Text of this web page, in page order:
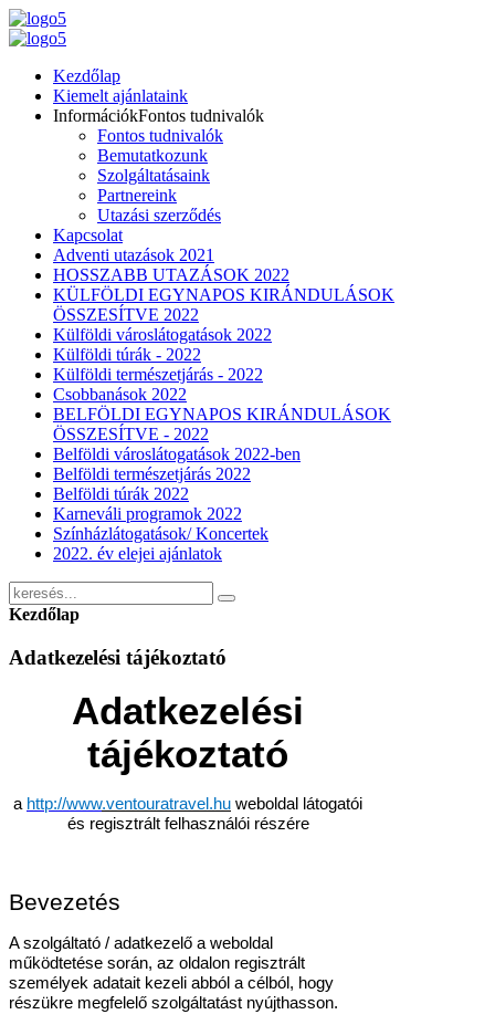
Kezdőlap
Kiemelt ajánlataink
InformációkFontos tudnivalók
Fontos tudnivalók
Bemutatkozunk
Szolgáltatásaink
Partnereink
Utazási szerződés
Kapcsolat
Adventi utazások 2021
HOSSZABB UTAZÁSOK 2022
KÜLFÖLDI EGYNAPOS KIRÁNDULÁSOK
ÖSSZESÍTVE 2022
Külföldi városlátogatások 2022
Külföldi túrák - 2022
Külföldi természetjárás - 2022
Csobbanások 2022
BELFÖLDI EGYNAPOS KIRÁNDULÁSOK
ÖSSZESÍTVE - 2022
Belföldi városlátogatások 2022-ben
Belföldi természetjárás 2022
Belföldi túrák 2022
Karneváli programok 2022
Színházlátogatások/ Koncertek
2022. év elejei ajánlatok
Kezdőlap
Adatkezelési tájékoztató
Adatkezelési
tájékoztató
a http://www.ventouratravel.hu weboldal látogatói
és regisztrált felhasználói részére
Bevezetés
A szolgáltató / adatkezelő a weboldal
működtetése során, az oldalon regisztrált
személyek adatait kezeli abból a célból, hogy
részükre megfelelő szolgáltatást nyújthasson.